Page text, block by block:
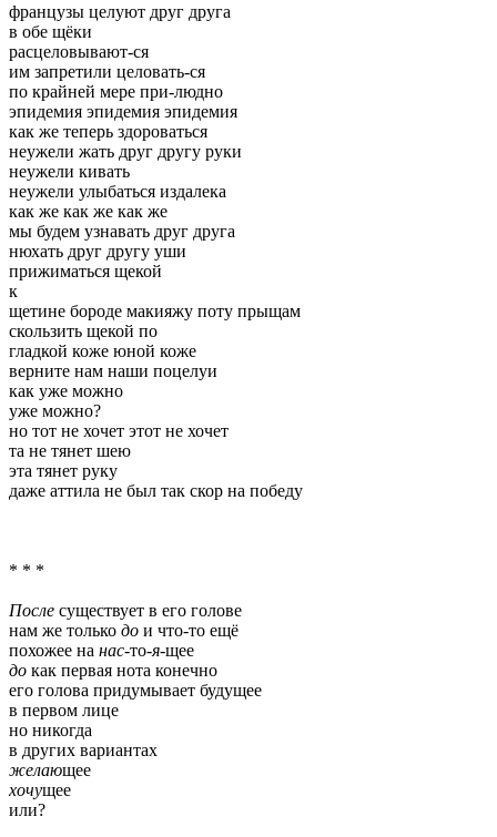
французы целуют друг друга
в обе щёки
расцеловывают-ся
им запретили целовать-ся
по крайней мере при-людно
эпидемия эпидемия эпидемия
как же теперь здороваться
неужели жать друг другу руки
неужели кивать
неужели улыбаться издалека
как же как же как же
мы будем узнавать друг друга
нюхать друг другу уши
прижиматься щекой
к
щетине бороде макияжу поту прыщам
скользить щекой по
гладкой коже юной коже
верните нам наши поцелуи
как уже можно
уже можно?
но тот не хочет этот не хочет
та не тянет шею
эта тянет руку
даже аттила не был так скор на победу
* * *
После существует в его голове
нам же только до и что-то ещё
похожее на нас-то-я-щее
до как первая нота конечно
его голова придумывает будущее
в первом лице
но никогда
в других вариантах
желающее
хочущее
или?